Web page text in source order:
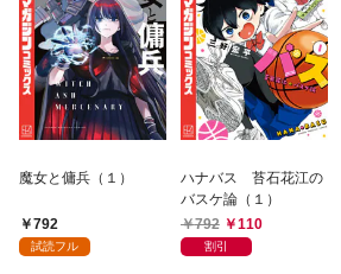
魔女と傭兵（１）
792
試読フル
ハナバス 苔石花江の
バスケ論（１）
792
110
割引